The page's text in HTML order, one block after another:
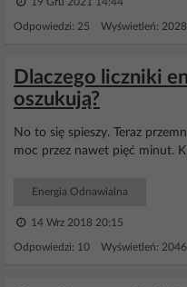
Odpowiedzi: 25 Wyświetleń: 2028
Dlaczego liczniki
oszukują?
No to się spieszy. Teraz
moc przez nawet pięć minut.
Energia Odnawialna
14 Wrz 2018 20:15
Odpowiedzi: 10 Wyświetleń: 2046